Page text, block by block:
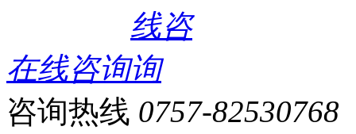
在线咨询
咨询热线 0757-82530768